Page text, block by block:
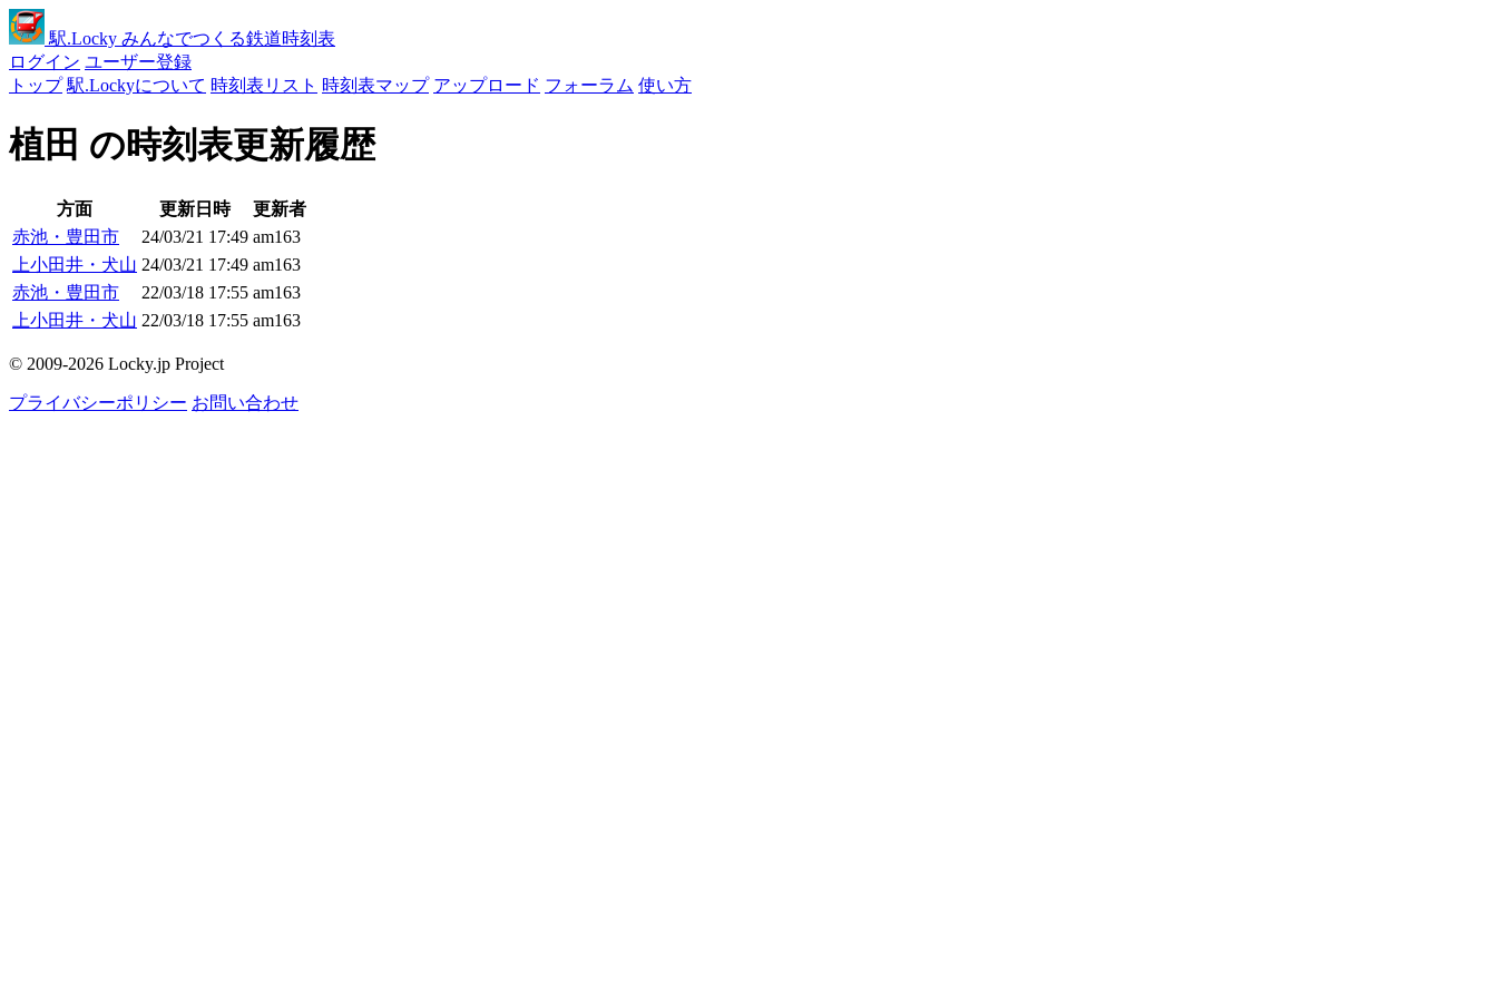
駅.Locky みんなでつくる鉄道時刻表
ログイン ユーザー登録
トップ 駅.Lockyについて 時刻表リスト 時刻表マップ アップロード フォーラム 使い方
植田 の時刻表更新履歴
方面 更新日時
更新者
赤池・豊田市
24/03/21 17:49 am163
上小田井・犬山 24/03/21 17:49 am163
赤池・豊田市
22/03/18 17:55 am163
上小田井・犬山 22/03/18 17:55 am163
© 2009-2026 Locky.jp Project
プライバシーポリシー お問い合わせ